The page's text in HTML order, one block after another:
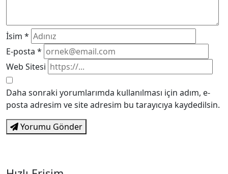
İsim *
E-posta *
Web Sitesi
Daha sonraki yorumlarımda kullanılması için adım, e-
posta adresim ve site adresim bu tarayıcıya kaydedilsin.
Yorumu Gönder